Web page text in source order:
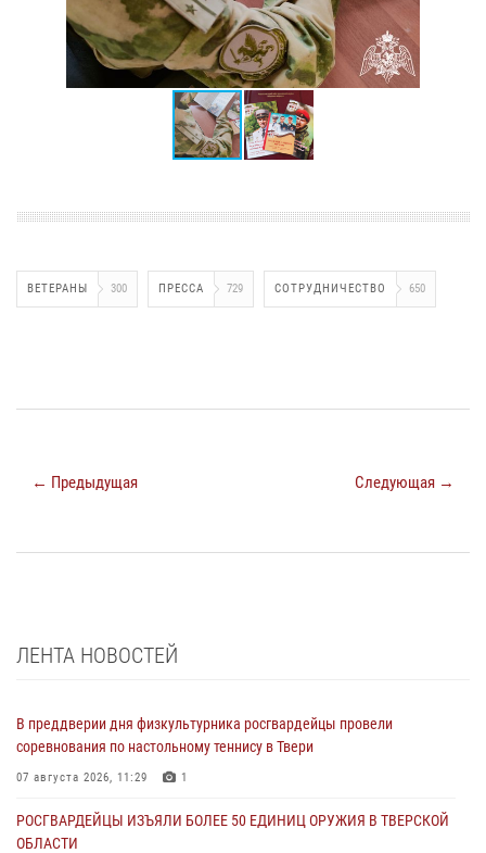
ВЕТЕРАНЫ 300 ПРЕССА 729 СОТРУДНИЧЕСТВО 650
← Предыдущая Следующая →
ЛЕНТА НОВОСТЕЙ
В преддверии дня физкультурника росгвардейцы провели
соревнования по настольному теннису в Твери
07 августа 2026, 11:29 1
РОСГВАРДЕЙЦЫ ИЗЪЯЛИ БОЛЕЕ 50 ЕДИНИЦ ОРУЖИЯ В ТВЕРСКОЙ
ОБЛАСТИ